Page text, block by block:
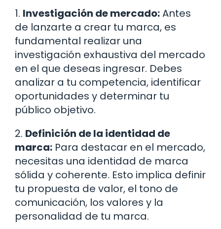
1. Investigación de mercado:Antes
de lanzarte a crear tu marca, es
fundamental realizar una
investigación exhaustiva del mercado
en el que deseas ingresar. Debes
analizar a tu competencia, identificar
oportunidades y determinar tu
público objetivo.
2. Definición de la identidad de
marca: Para destacar en el mercado,
necesitas una identidad de marca
sólida y coherente. Esto implica definir
tu propuesta de valor, el tono de
comunicación, los valores y la
personalidad de tu marca.